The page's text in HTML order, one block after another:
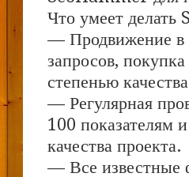
Что умеет
— Продвижение в
запросов,
степенью
— Регулярная
100 показателям
качества проекта.
— Все известные